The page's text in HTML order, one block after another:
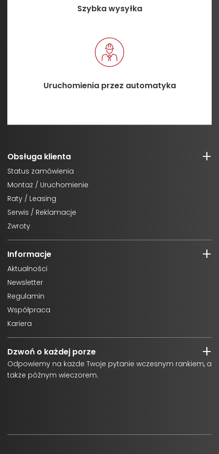
Szybka wysyłka
Uruchomienia przez automatyka
Obsługa klienta
Status zamówienia
Montaż / Uruchomienie
Raty / Leasing
Serwis / Reklamacje
Zwroty
Informacje
Aktualności
Newsletter
Regulamin
Współpraca
Kariera
Dzwoń o każdej porze
Odpowiemy na każde Twoje pytanie wczesnym rankiem, a
także późnym wieczorem.